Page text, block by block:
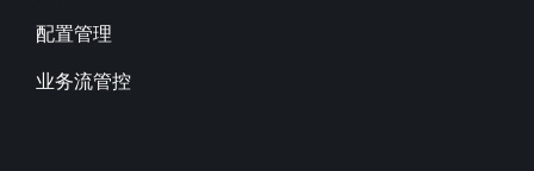
配置管理
业务流管控